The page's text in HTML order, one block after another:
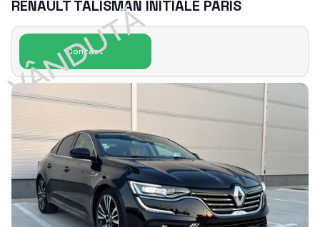
RENAULT TALISMAN INITIALE PARIS
Contact
VÂNDUTǍ